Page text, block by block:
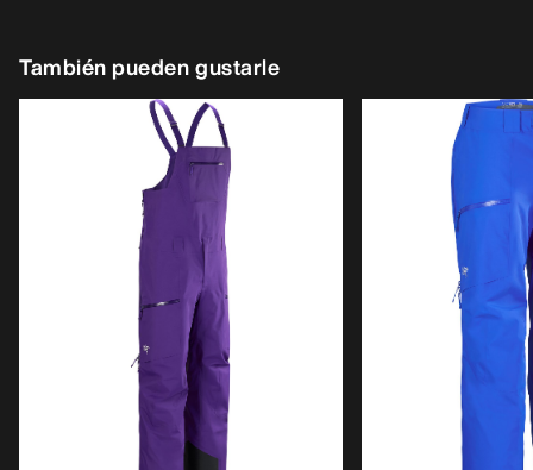
También pueden gustarle